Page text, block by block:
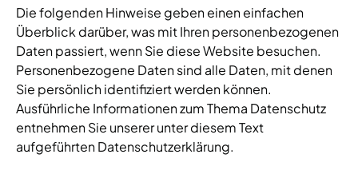
Die folgenden Hinweise geben einen einfachen
Überblick darüber, was mit Ihren personenbezogenen
Daten passiert, wenn Sie diese Website besuchen.
Personenbezogene Daten sind alle Daten, mit denen
Sie persönlich identifiziert werden können.
Ausführliche Informationen zum Thema Datenschutz
entnehmen Sie unserer unter diesem Text
aufgeführten Datenschutzerklärung.